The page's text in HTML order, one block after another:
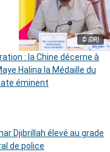
© (DR)
: la Chine décerne à
Halina la Médaille du
éminent
Djibrillah élevé au grade
de police